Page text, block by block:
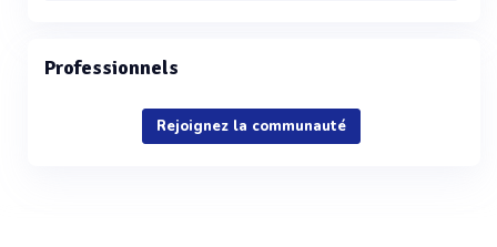
Professionnels
Rejoignez la communauté